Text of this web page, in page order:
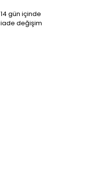
14 gün içinde
iade değişim